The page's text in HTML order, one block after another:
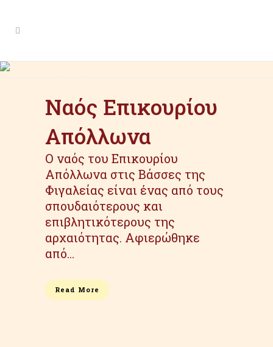
Ναός Επικουρίου
Απόλλωνα
Ο ναός του Επικουρίου
Απόλλωνα στις Βάσσες της
Φιγαλείας είναι ένας από τους
σπουδαιότερους και
επιβλητικότερους της
αρχαιότητας. Αφιερώθηκε
από...
Read More